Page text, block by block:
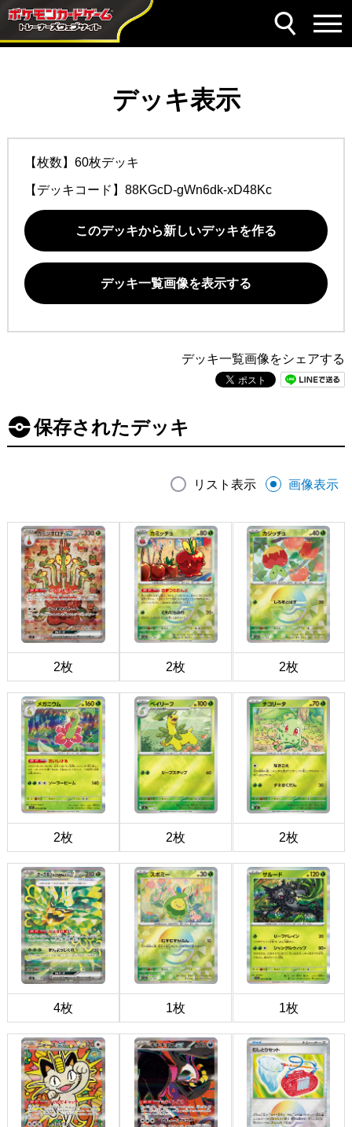
デッキ表示
【枚数】60枚デッキ
【デッキコード】 88KGcD-gWn6dk-xD48Kc
このデッキから新しいデッキを作る
デッキ一覧画像を表示する
デッキ一覧画像をシェアする
保存されたデッキ
リスト表示 画像表示
2枚 2枚 2枚
2枚 2枚 2枚
4枚 1枚 1枚